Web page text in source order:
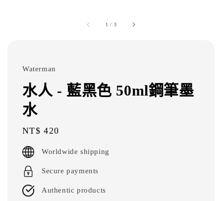
1 / 3
Waterman
水人 - 藍黑色 50ml鋼筆墨
水
Regular
price
NT$ 420
Worldwide shipping
Secure payments
Authentic products